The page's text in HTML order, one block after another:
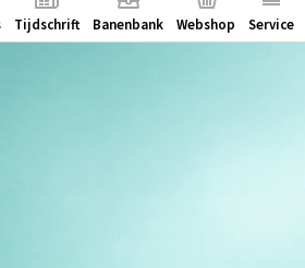
Tijdschrift Banenbank Webshop Service